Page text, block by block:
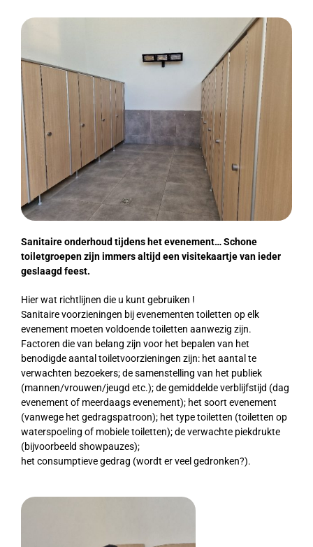
Sanitaire onderhoud tijdens het evenement… Schone
toiletgroepen zijn immers altijd een visitekaartje van ieder
geslaagd feest.
Hier wat richtlijnen die u kunt gebruiken !
Sanitaire voorzieningen bij evenementen toiletten op elk
evenement moeten voldoende toiletten aanwezig zijn.
Factoren die van belang zijn voor het bepalen van het
benodigde aantal toiletvoorzieningen zijn: het aantal te
verwachten bezoekers; de samenstelling van het publiek
(mannen/vrouwen/jeugd etc.); de gemiddelde verblijfstijd (dag
evenement of meerdaags evenement); het soort evenement
(vanwege het gedragspatroon); het type toiletten (toiletten op
waterspoeling of mobiele toiletten); de verwachte piekdrukte
(bijvoorbeeld showpauzes);
het consumptieve gedrag (wordt er veel gedronken?).